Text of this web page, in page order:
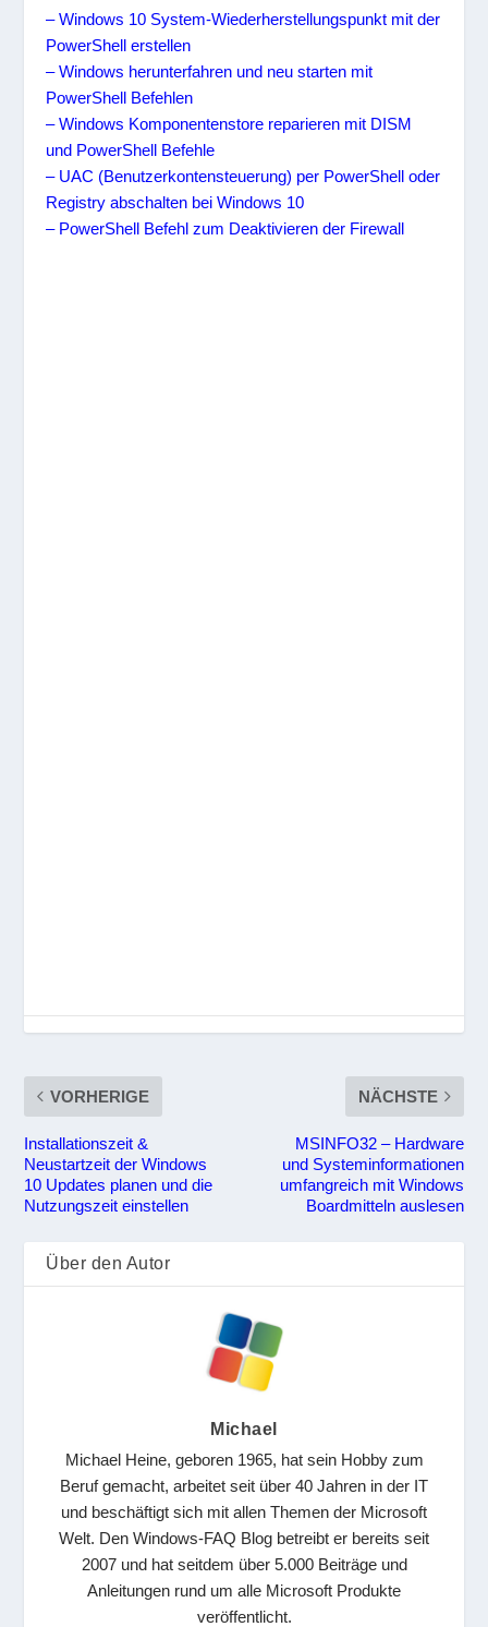
– Windows 10 System-Wiederherstellungspunkt mit der
PowerShell erstellen
– Windows herunterfahren und neu starten mit
PowerShell Befehlen
– Windows Komponentenstore reparieren mit DISM
und PowerShell Befehle
– UAC (Benutzerkontensteuerung) per PowerShell oder
Registry abschalten bei Windows 10
– PowerShell Befehl zum Deaktivieren der Firewall
VORHERIGE
Installationszeit &
Neustartzeit der Windows
10 Updates planen und die
Nutzungszeit einstellen
NÄCHSTE
MSINFO32 – Hardware
und Systeminformationen
umfangreich mit Windows
Boardmitteln auslesen
Über den Autor
Michael
Michael Heine, geboren 1965, hat sein Hobby zum
Beruf gemacht, arbeitet seit über 40 Jahren in der IT
und beschäftigt sich mit allen Themen der Microsoft
Welt. Den Windows-FAQ Blog betreibt er bereits seit
2007 und hat seitdem über 5.000 Beiträge und
Anleitungen rund um alle Microsoft Produkte
veröffentlicht.